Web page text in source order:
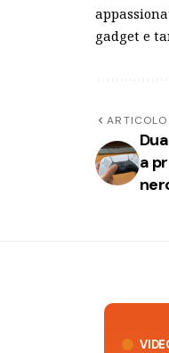
gadget e
ARTICOLO
a